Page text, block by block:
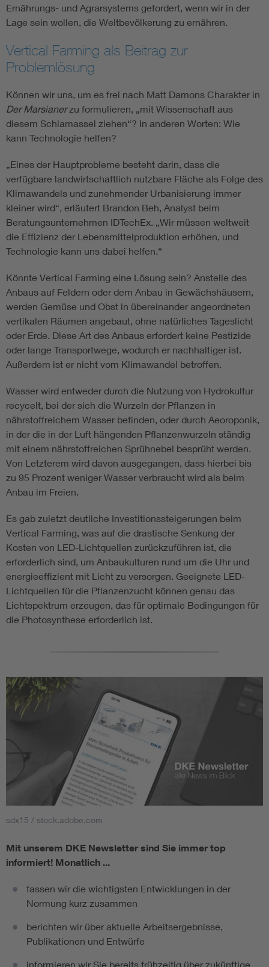
Ernährungs- und Agrarsystems gefordert, wenn wir in der
Lage sein wollen, die Weltbevölkerung zu ernähren.
Vertical Farming als Beitrag zur
Problemlösung
Können wir uns, um es frei nach Matt Damons Charakter in
Der Marsianerzu formulieren, „mit Wissenschaft aus
diesem Schlamassel ziehen“? In anderen Worten: Wie
kann Technologie helfen?
„Eines der Hauptprobleme besteht darin, dass die
verfügbare landwirtschaftlich nutzbare Fläche als Folge des
Klimawandels und zunehmender Urbanisierung immer
kleiner wird“, erläutert Brandon Beh, Analyst beim
Beratungsunternehmen IDTechEx. „Wir müssen weltweit
die Effizienz der Lebensmittelproduktion erhöhen, und
Technologie kann uns dabei helfen.“
Könnte Vertical Farming eine Lösung sein? Anstelle des
Anbaus auf Feldern oder dem Anbau in Gewächshäusern,
werden Gemüse und Obst in übereinander angeordneten
vertikalen Räumen angebaut, ohne natürliches Tageslicht
oder Erde. Diese Art des Anbaus erfordert keine Pestizide
oder lange Transportwege, wodurch er nachhaltiger ist.
Außerdem ist er nicht vom Klimawandel betroffen.
Wasser wird entweder durch die Nutzung von Hydrokultur
recycelt, bei der sich die Wurzeln der Pflanzen in
nährstoffreichem Wasser befinden, oder durch Aeoroponik,
in der die in der Luft hängenden Pflanzenwurzeln ständig
mit einem nährstoffreichen Sprühnebel besprüht werden.
Von Letzterem wird davon ausgegangen, dass hierbei bis
zu 95 Prozent weniger Wasser verbraucht wird als beim
Anbau im Freien.
Es gab zuletzt deutliche Investitionssteigerungen beim
Vertical Farming, was auf die drastische Senkung der
Kosten von LED-Lichtquellen zurückzuführen ist, die
erforderlich sind, um Anbaukulturen rund um die Uhr und
energieeffizient mit Licht zu versorgen. Geeignete LED-
Lichtquellen für die Pflanzenzucht können genau das
Lichtspektrum erzeugen, das für optimale Bedingungen für
die Photosynthese erforderlich ist.
sdx15 / stock.adobe.com
Mit unserem DKE Newsletter sind Sie immer top
informiert! Monatlich ...
fassen wir die wichtigsten Entwicklungen in der
Normung kurz zusammen
berichten wir über aktuelle Arbeitsergebnisse,
Publikationen und Entwürfe
informieren wir Sie bereits frühzeitig über zukünftige